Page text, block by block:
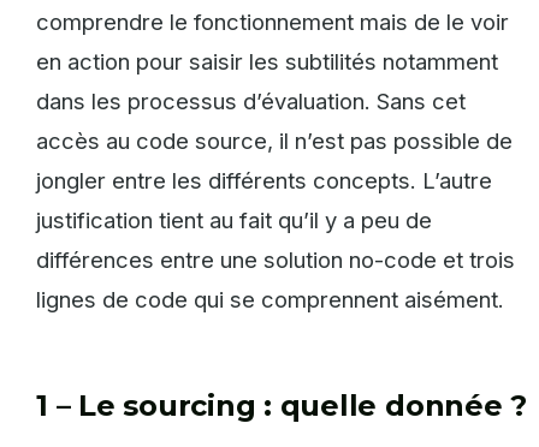
comprendre le fonctionnement mais de le voir
en action pour saisir les subtilités notamment
dans les processus d’évaluation. Sans cet
accès au code source, il n’est pas possible de
jongler entre les différents concepts. L’autre
justification tient au fait qu’il y a peu de
différences entre une solution no-code et trois
lignes de code qui se comprennent aisément.
1 – Le sourcing : quelle donnée ?